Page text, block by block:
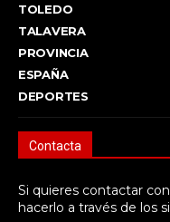
TOLEDO
TALAVERA
PROVINCIA
ESPAÑA
DEPORTES
Contacta
Si quieres contactar
hacerlo a través de los